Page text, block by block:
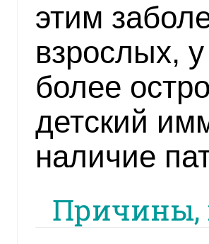
этим
взрослых,
более
детский
наличие
Причины,